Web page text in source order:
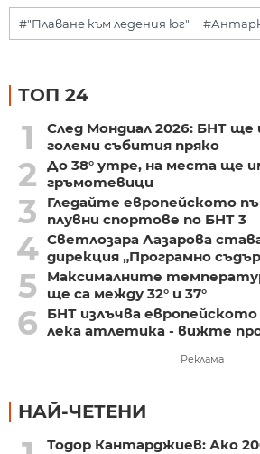
#"Плаване към ледения юг"
ТОП 24
1
След Мондиал 2026: БНТ
големи събития пряко
2
До 38° утре, на места ще
гръмотевици
3
Гледайте европейското
плувни спортове по БНТ 3
4 Светлозара Лазарова
дирекция „Програмно
5
Максималните
ще са между 32° и 37°
6
БНТ излъчва
лека атлетика - вижте
Реклама
НАЙ-ЧЕТЕНИ
Тодор Кантарджиев: Ако